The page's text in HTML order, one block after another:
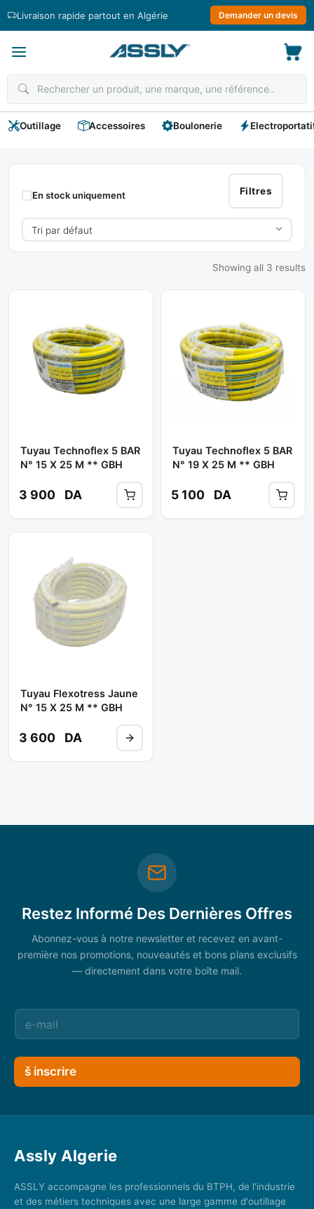
Livraison rapide partout en Algérie Demander un devis
Outillage Accessoires Boulonerie
Tuyaux
Technoflex
Filtres
En stock uniquement
Showing all 3 results
Tuyau Technoflex 5 BAR
N° 15 X 25 M ** GBH
3 900 DA
Tuyau Technoflex 5 BAR
N° 19 X 25 M ** GBH
5 100 DA
Tuyau Flexotress Jaune
N° 15 X 25 M ** GBH
3 600 DA
Restez Informé Des Dernières Offres
Abonnez-vous à notre newsletter et recevez en avant-
première nos promotions, nouveautés et bons plans exclusifs
— directement dans votre boîte mail.
š inscrire
Assly Algerie
ASSLY accompagne les professionnels du BTPH, de l'industrie
et des métiers techniques avec une large gamme d'outillage